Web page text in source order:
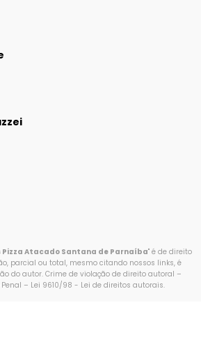
Pizza Atacado Santana de Parnaíba" é de direito
parcial ou total, mesmo citando nossos links, é
do autor. Crime de violação de direito autoral –
– Lei 9610/98 - Lei de direitos autorais.